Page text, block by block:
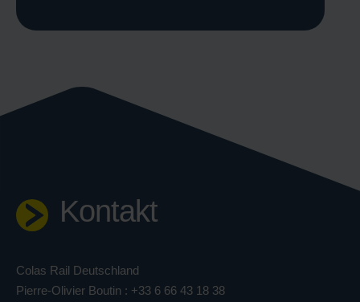
Kontakt
Colas Rail Deutschland
Pierre-Olivier Boutin : +33 6 66 43 18 38